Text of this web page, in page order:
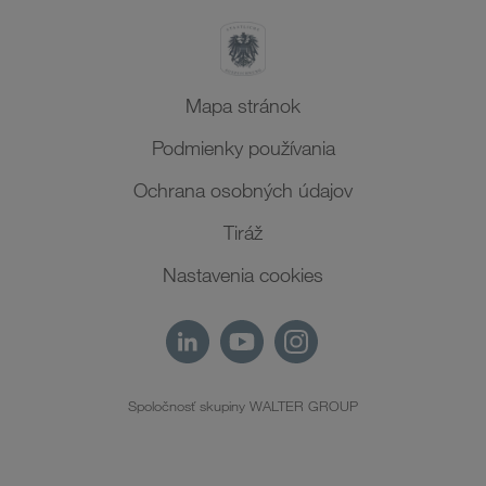
Mapa stránok
Podmienky používania
Ochrana osobných údajov
Tiráž
Nastavenia cookies
Spoločnosť skupiny WALTER GROUP